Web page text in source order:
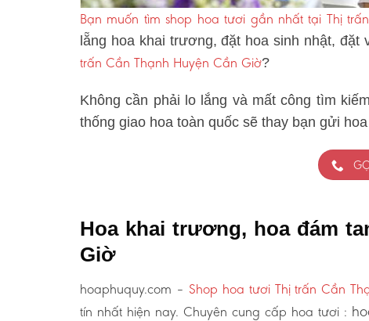
Bạn muốn tìm shop hoa tươi gần nhất tại Thị
lẵng hoa khai trương, đặt hoa sinh nhật,
trấn Cần Thạnh Huyện Cần Giờ?
Không cần phải lo lắng và mất công tìm
thống giao hoa toàn quốc sẽ thay bạn gửi
Hoa khai trương, hoa đám
Giờ
hoaphuquy.com – Shop hoa tươi Thị trấn Cần
tín nhất hiện nay. Chuyên cung cấp hoa tươi :